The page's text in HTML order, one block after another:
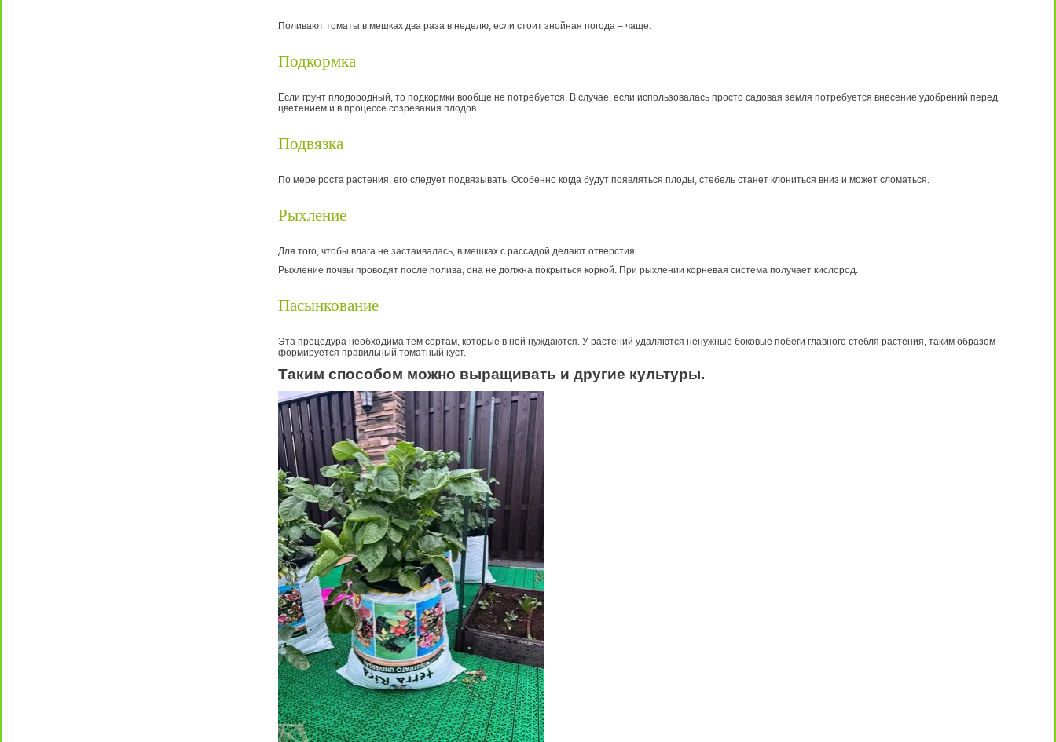
Поливают томаты в мешках два раза в неделю, если стоит знойная погода – чаще.
Подкормка
Если грунт плодородный, то подкормки вообще не потребуется. В случае, если использовалась просто садовая земля потребуется внесение удобрений перед
цветением и в процессе созревания плодов.
Подвязка
По мере роста растения, его следует подвязывать. Особенно когда будут появляться плоды, стебель станет клониться вниз и может сломаться.
Рыхление
Для того, чтобы влага не застаивалась, в мешках с рассадой делают отверстия.
Рыхление почвы проводят после полива, она не должна покрыться коркой. При рыхлении корневая система получает кислород.
Пасынкование
Эта процедура необходима тем сортам, которые в ней нуждаются. У растений удаляются ненужные боковые побеги главного стебля растения, таким образом
формируется правильный томатный куст.
Таким способом можно выращивать и другие культуры.